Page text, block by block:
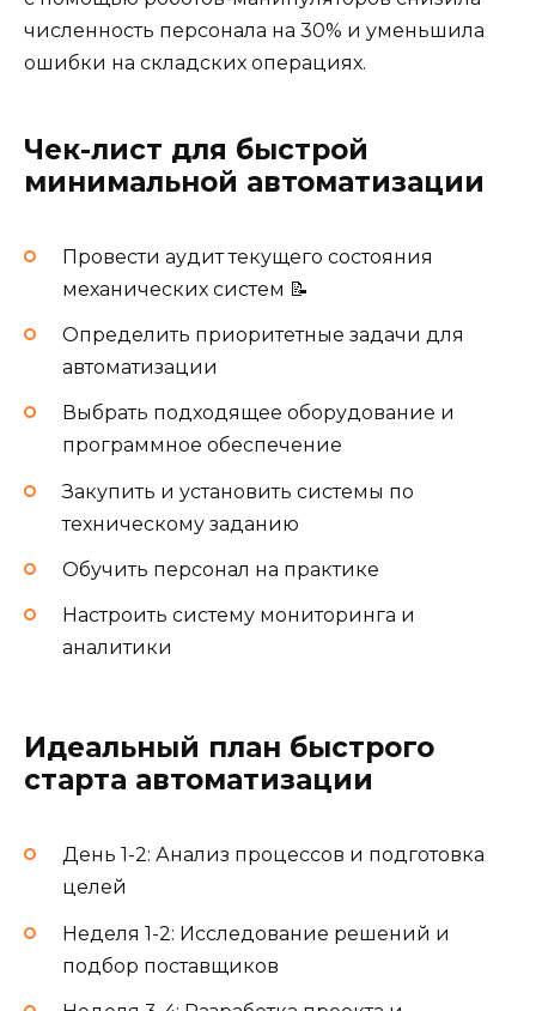
численность персонала на 30% и уменьшила
ошибки на складских операциях.
Чек-лист для быстрой
минимальной автоматизации
Провести аудит текущего состояния
механических систем 📝
Определить приоритетные задачи для
автоматизации
Выбрать подходящее оборудование и
программное обеспечение
Закупить и установить системы по
техническому заданию
Обучить персонал на практике
Настроить систему мониторинга и
аналитики
Идеальный план быстрого
старта автоматизации
День 1-2: Анализ процессов и подготовка
целей
Неделя 1-2: Исследование решений и
подбор поставщиков